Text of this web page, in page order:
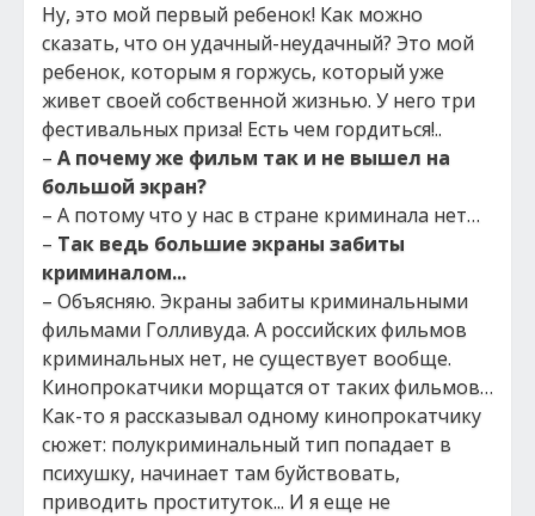
Ну, это мой первый ребенок! Как можно
сказать, что он удачный-неудачный? Это мой
ребенок, которым я горжусь, который уже
живет своей собственной жизнью. У него три
фестивальных приза! Есть чем гордиться!..
– А почему же фильм так и не вышел на
большой экран?
– А потому что у нас в стране криминала нет…
– Так ведь большие экраны забиты
криминалом...
– Объясняю. Экраны забиты криминальными
фильмами Голливуда. А российских фильмов
криминальных нет, не существует вообще.
Кинопрокатчики морщатся от таких фильмов…
Как-то я рассказывал одному кинопрокатчику
сюжет: полукриминальный тип попадает в
психушку, начинает там буйствовать,
приводить проституток... И я еще не